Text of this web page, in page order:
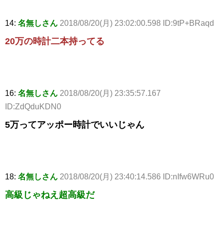
14: 名無しさん 2018/08/20(月) 23:02:00.598 ID:9tP+BRaqd
20万の時計二本持ってる
16: 名無しさん 2018/08/20(月) 23:35:57.167
ID:ZdQduKDN0
5万ってアッポー時計でいいじゃん
18: 名無しさん 2018/08/20(月) 23:40:14.586 ID:nIfw6WRu0
高級じゃねえ超高級だ